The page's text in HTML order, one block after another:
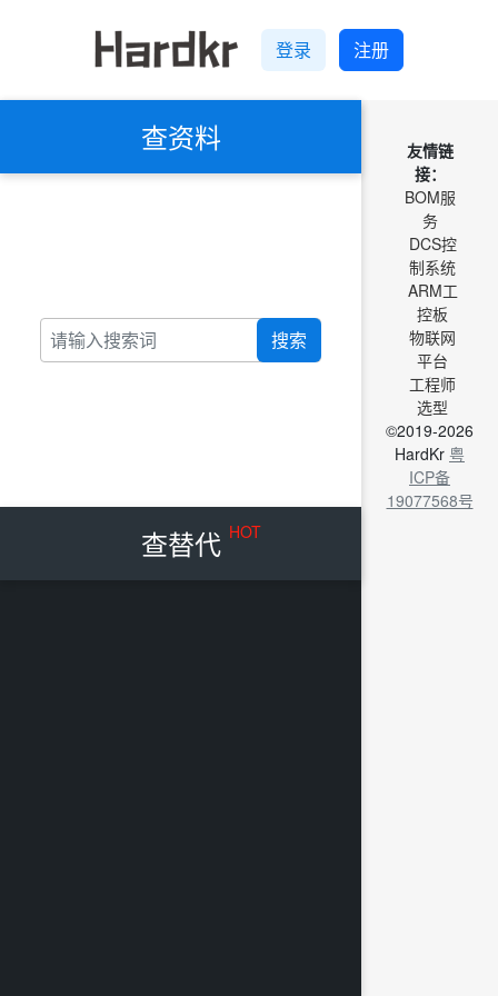
登录 注册
查资料
搜索
查替代 HOT
友情链
接：
BOM服
务
DCS控
制系统
ARM工
控板
物联网
平台
工程师
选型
©2019-2026
HardKr 粤
ICP备
19077568号